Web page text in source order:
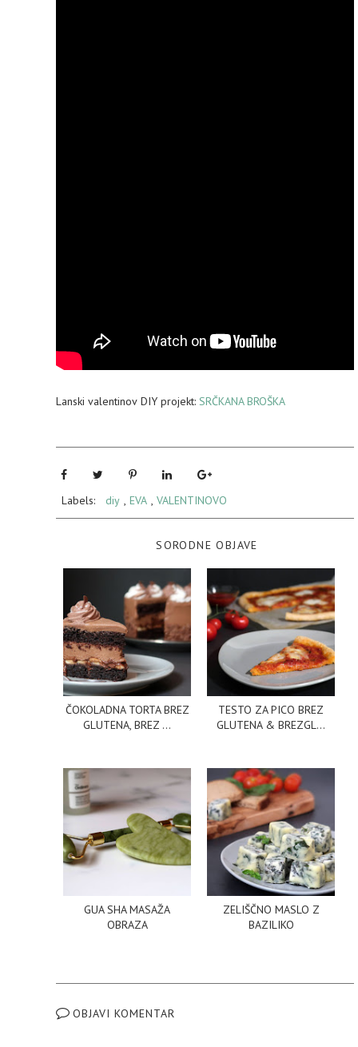
Lanski valentinov DIY projekt: SRČKANA BROŠKA
Labels: diy , EVA , VALENTINOVO
SORODNE OBJAVE
ČOKOLADNA TORTA BREZ
GLUTENA, BREZ ...
TESTO ZA PICO BREZ
GLUTENA & BREZGL...
GUA SHA MASAŽA
OBRAZA
ZELIŠČNO MASLO Z
BAZILIKO
OBJAVI KOMENTAR